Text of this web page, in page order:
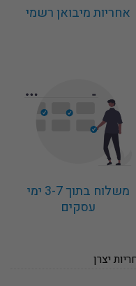
אחריות מיבואן רשמי
משלוח בתוך 3-7 ימי
עסקים